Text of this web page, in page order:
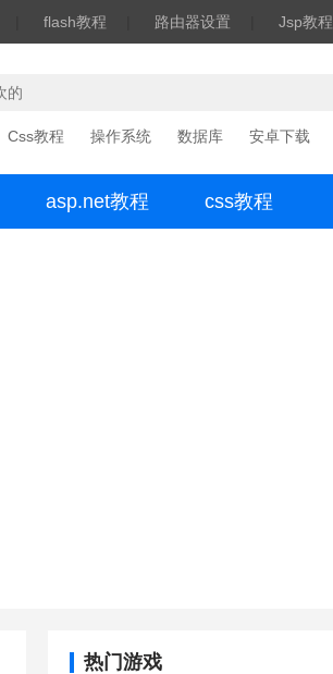
flash教程 路由器设置 Jsp教程
Css教程 操作系统 数据库 安卓下载
asp.net教程 css教程
热门游戏